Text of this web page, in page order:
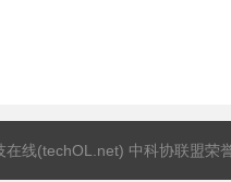
线(techOL.net) 中科协联盟荣